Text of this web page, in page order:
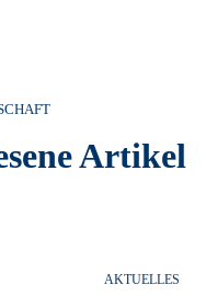
Artikel
AKTUELLES